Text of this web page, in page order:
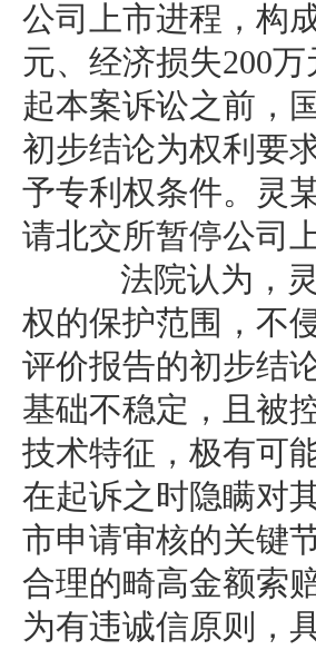
公司上市进程，构
元、经济损失200
起本案诉讼之前，
初步结论为权利要
予专利权条件。灵
请北交所暂停公司
法院认为，灵
权的保护范围，不
评价报告的初步结
基础不稳定，且被
技术特征，极有可
在起诉之时隐瞒对
市申请审核的关键
合理的畸高金额索
为有违诚信原则，